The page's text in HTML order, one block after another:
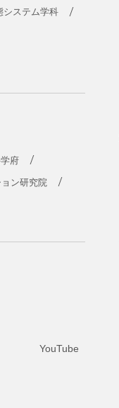
システム学科
府
ン研究院
YouTube